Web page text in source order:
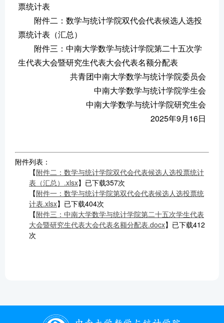
票统计表
附件二：数学与统计学院双代会代表候选人选投
票统计表（汇总）
附件三：中南大学数学与统计学院第二十五次学
生代表大会暨研究生代表大会代表名额分配表
共青团中南大学数学与统计学院委员会
中南大学数学与统计学院学生会
中南大学数学与统计学院研究生会
2025年9月16日
附件列表：
【附件二：数学与统计学院双代会代表候选人选投票统计
表（汇总）.xlsx】已下载357次
【附件一：数学与统计学院第双代会代表候选人选投票统
计表.xlsx】已下载404次
【附件三：中南大学数学与统计学院第二十五次学生代表
大会暨研究生代表大会代表名额分配表.docx】已下载412
次